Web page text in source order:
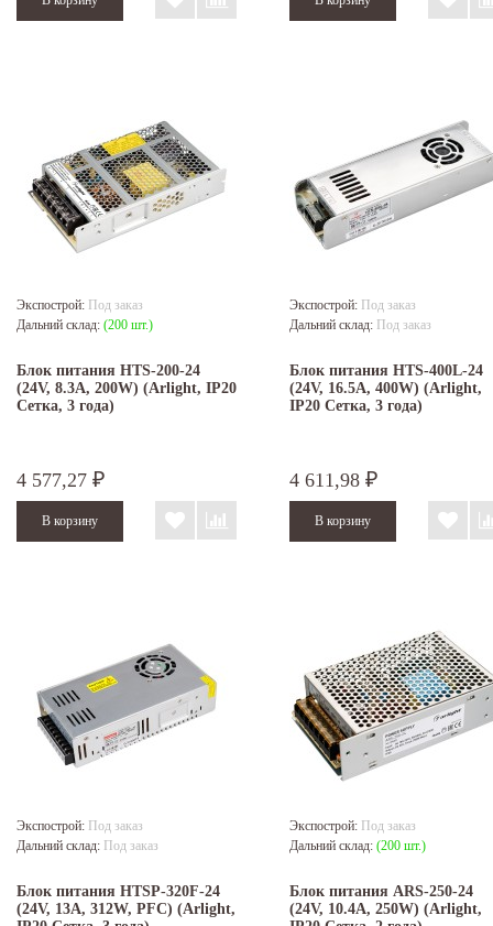
Экспострой: Под заказ
Дальний склад: (200 шт.)
Блок питания HTS-200-24
(24V, 8.3A, 200W) (Arlight, IP20
Сетка, 3 года)
4 577,27 ₽
Экспострой: Под заказ
Дальний склад: Под заказ
Блок питания HTS-400L-24
(24V, 16.5A, 400W) (Arlight,
IP20 Сетка, 3 года)
4 611,98 ₽
Экспострой: Под заказ
Дальний склад: Под заказ
Блок питания HTSP-320F-24
(24V, 13A, 312W, PFC) (Arlight,
Экспострой: Под заказ
Дальний склад: (200 шт.)
Блок питания ARS-250-24
(24V, 10.4A, 250W) (Arlight,